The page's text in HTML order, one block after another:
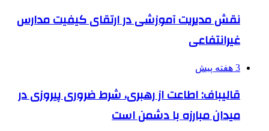
نقش مدیریت آموزشی در ارتقای کیفیت مدارس
غیرانتفاعی
3 هفته پیش
قالیباف: اطاعت از رهبری، شرط ضروری پیروزی در
میدان مبارزه با دشمن است